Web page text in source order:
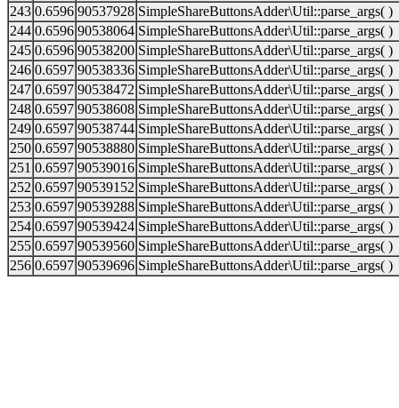
243 0.6596 90537928 SimpleShareButtonsAdder\Util::parse_args( )
244 0.6596 90538064 SimpleShareButtonsAdder\Util::parse_args( )
245 0.6596 90538200 SimpleShareButtonsAdder\Util::parse_args( )
246 0.6597 90538336 SimpleShareButtonsAdder\Util::parse_args( )
247 0.6597 90538472 SimpleShareButtonsAdder\Util::parse_args( )
248 0.6597 90538608 SimpleShareButtonsAdder\Util::parse_args( )
249 0.6597 90538744 SimpleShareButtonsAdder\Util::parse_args( )
250 0.6597 90538880 SimpleShareButtonsAdder\Util::parse_args( )
251 0.6597 90539016 SimpleShareButtonsAdder\Util::parse_args( )
252 0.6597 90539152 SimpleShareButtonsAdder\Util::parse_args( )
253 0.6597 90539288 SimpleShareButtonsAdder\Util::parse_args( )
254 0.6597 90539424 SimpleShareButtonsAdder\Util::parse_args( )
255 0.6597 90539560 SimpleShareButtonsAdder\Util::parse_args( )
256 0.6597 90539696 SimpleShareButtonsAdder\Util::parse_args( )